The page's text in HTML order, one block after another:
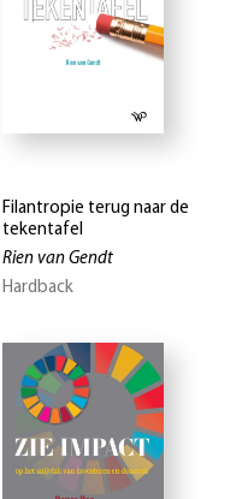
Filantropie terug naar de
tekentafel
Rien van Gendt
Hardback